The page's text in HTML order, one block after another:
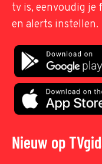
tv is, eenvoudig je
en alerts instellen.
Nieuw op